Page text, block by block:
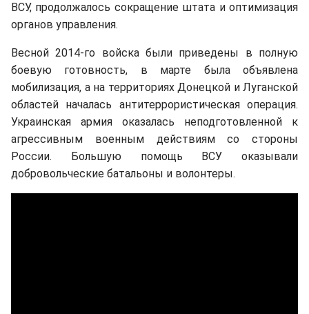
ВСУ, продолжалось сокращение штата и оптимизация
органов управления.
Весной 2014-го войска были приведены в полную
боевую готовность, в марте была объявлена
мобилизация, а на территориях Донецкой и Луганской
областей началась антитеррористическая операция.
Украинская армия оказалась неподготовленной к
агрессивным военным действиям со стороны
России. Большую помощь ВСУ оказывали
добровольческие батальоны и волонтеры.